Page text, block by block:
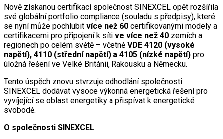
Nově získanou certifikací společnost SINEXCEL opět rozšířila
své globální portfolio compliance (souladu s předpisy), které
se nyní může pochlubit více než 60 certifikovanými modely a
certifikacemi pro připojení k síti ve více než 40 zemích a
regionech po celém světě – včetně VDE 4120 (vysoké
napětí), 4110 (střední napětí) a 4105 (nízké napětí) pro
úložná řešení ve Velké Británii, Rakousku a Německu.
Tento úspěch znovu stvrzuje odhodlání společnosti
SINEXCEL dodávat vysoce výkonná energetická řešení pro
vyvíjející se oblast energetiky a přispívat k energetické
svobodě.
O společnosti SINEXCEL